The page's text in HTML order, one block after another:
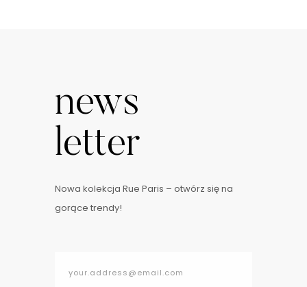
news
letter
Nowa kolekcja Rue Paris – otwórz się na
gorące trendy!